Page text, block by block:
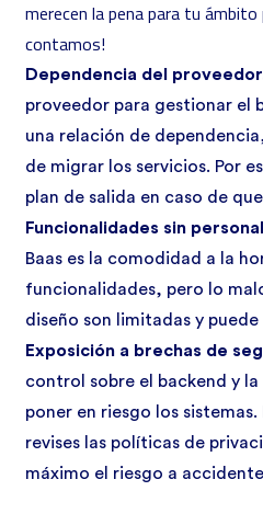
merecen la pena para tu ámbito
contamos!
Dependencia del
proveedor para gestionar el
una relación de
de migrar los servicios. Por
plan de salida en caso de
Funcionalidades sin
Baas es la comodidad a la
funcionalidades, pero lo
diseño son limitadas y
Exposición a brechas de
control sobre el backend y
poner en riesgo los
revises las políticas de
máximo el riesgo a